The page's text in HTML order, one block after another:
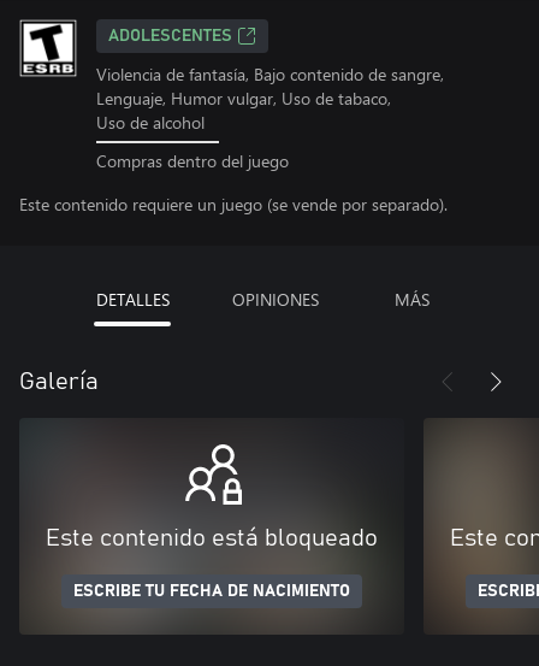
ADOLESCENTES
Violencia de fantasía, Bajo contenido de sangre,
Lenguaje, Humor vulgar, Uso de tabaco,
Uso de alcohol
Compras dentro del juego
Este contenido requiere un juego (se vende por separado).
DETALLES OPINIONES MÁS
Galería
Este contenido está bloqueado
ESCRIBE TU FECHA DE NACIMIENTO
Este